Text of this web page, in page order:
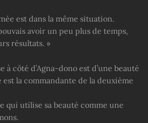
est dans la même situation.
avoir un peu plus de temps,
résultats. »
à côté d’Agna-dono est d’une beauté
est la commandante de la deuxième
qui utilise sa beauté comme une